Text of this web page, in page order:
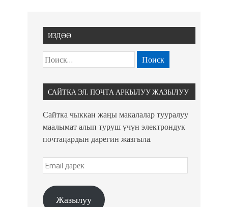
ИЗДӨӨ
САЙТКА ЭЛ. ПОЧТА АРКЫЛУУ ЖАЗЫЛУУ
Сайтка чыккан жаңы макалалар тууралуу
маалымат алып туруш үчүн электрондук
почтаңардын дарегин жазгыла.
Жазылуу